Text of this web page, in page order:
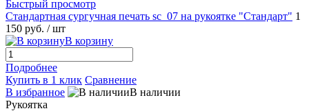
Быстрый просмотр
Стандартная сургучная печать sc_07 на рукоятке "Стандарт" 1
150 руб. / шт
В корзину
Подробнее
Купить в 1 клик Сравнение
В избранное
В наличии
Рукоятка